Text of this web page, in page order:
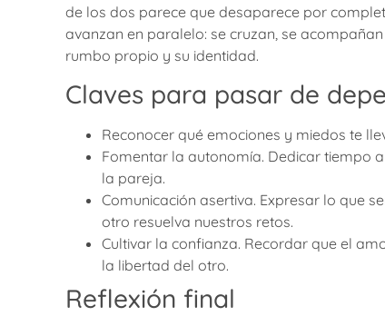
de los dos parece que desaparece por
avanzan en paralelo: se cruzan, se
rumbo propio y su identidad.
Claves para pasar de
Reconocer qué emociones y miedos te
Fomentar la autonomía. Dedicar tiempo
la pareja.
Comunicación asertiva. Expresar lo que
otro resuelva nuestros retos.
Cultivar la confianza. Recordar que el
la libertad del otro.
Reflexión final